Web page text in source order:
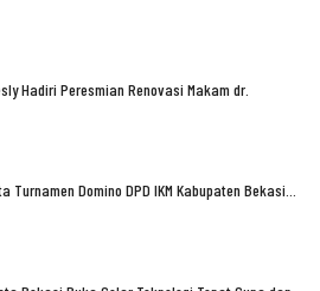
Hadiri Peresmian Renovasi Makam dr.
Turnamen Domino DPD IKM Kabupaten Bekasi…